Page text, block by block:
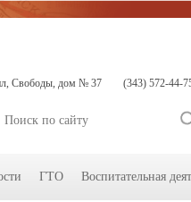
Свободы, дом № 37 (343) 572-44-
ГТО Воспитательная